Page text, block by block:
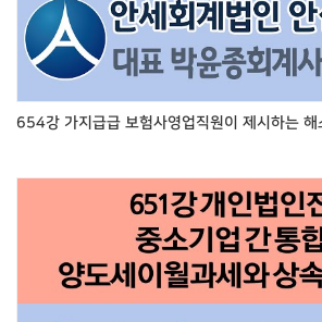
654강 가지급급 보험사영업직원이 제시하는 해